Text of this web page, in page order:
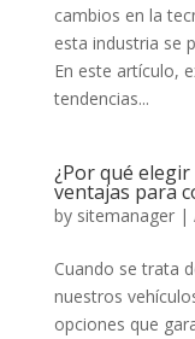
cambios en la
esta industria se
En este artículo,
tendencias...
¿Por qué
ventajas para
by sitemanager|
Cuando se trata
nuestros
opciones que